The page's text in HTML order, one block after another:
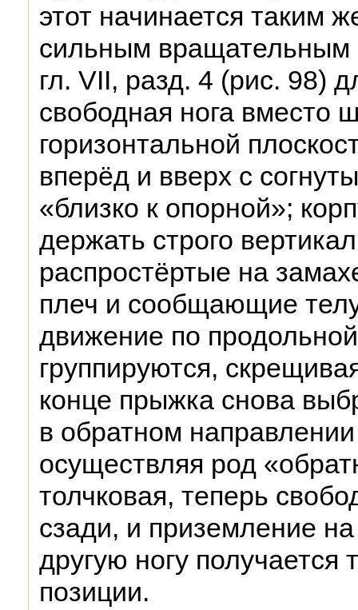
этот начинается таким
сильным вращательным
гл. VII, разд. 4 (рис. 98)
свободная нога вместо
горизонтальной
вперёд и вверх с
«близко к опорной»;
держать строго
распростёртые на
плеч и сообщающие
движение по
группируются,
конце прыжка снова
в обратном
осуществляя род
толчковая, теперь
сзади, и приземление
другую ногу получается
позиции.